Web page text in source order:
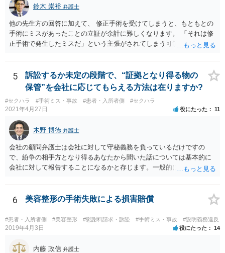
鈴木 崇裕 弁護士
他の先生方の回答に加えて、 修正手術を受けてしまうと、もともとの
手術にミスがあったことの立証が余計に難しくなります。 「それは修
正手術で発生したミスだ」という主張がされてしまう可能性があるか
検討なさっているのであれば、修正手術を受けるまえに弁護士に相談
して対応を決めることを強くお勧めいたします。
5
訴訟するか未定の段階で、“証拠となり得る物の
保管”を会社に応じてもらえる方法は在りますか?
#セクハラ #手術ミス・事故 #患者・入所者側 #セクハラ
2021年4月27日 役にたった 11
木野 博徳 弁護士
会社の顧問弁護士は会社に対して守秘義務を負っているだけですの
で、紛争の相手方となり得るあなたから聞いた話については基本的に
会社に対して報告することになるかと存じます。一般的に弁護士かぎ
ってはあるかもしれませんが、相手方に誤解を与える可能性があり、
利益相反の問題が生じうるのでそういった要請は拒絶する場合が大半
でしょうし、とりわけ今回の状況において弁護士かぎりの話にしてほ
しいという要望を受け容れる弁護士はほとんどいないと思います。 会
社内の部署に相談した場合についても通常は会社内で情報共有が図ら
に相談した上で、事案の見通し等を示してもらい、訴訟するかどうか
6 美容整形の手術失敗による損害賠償
#患者・入所者側 #美容整形 #慰謝料請求・訴訟 #手術ミス・事故 #説明義務違反
2019年4月3日 役にたった 14
内藤 政信 弁護士